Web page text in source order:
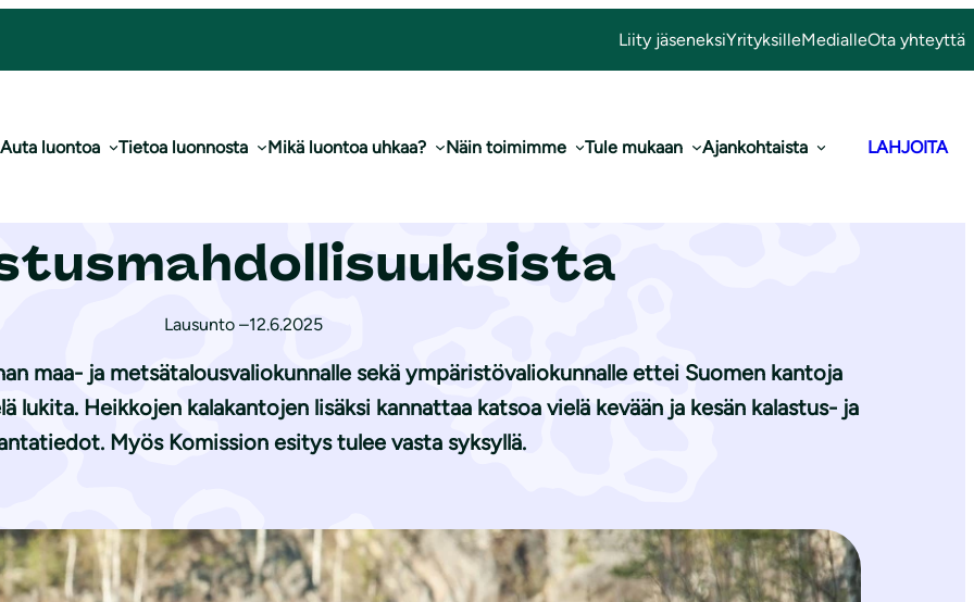
Liity jäseneksiYrityksilleMedialleOta yhteyttä
Auta luontoa Tietoa luonnosta Mikä luontoa uhkaa? Näin toimimme Tule mukaan Ajankohtaista LAHJOITA
2026 kalastusmahdollisuuksista
Lausunto –12.6.2025
maa- ja metsätalousvaliokunnalle sekä ympäristövaliokunnalle ettei Suomen kantoja
lukita. Heikkojen kalakantojen lisäksi kannattaa katsoa vielä kevään ja kesän kalastus- ja
Myös Komission esitys tulee vasta syksyllä.